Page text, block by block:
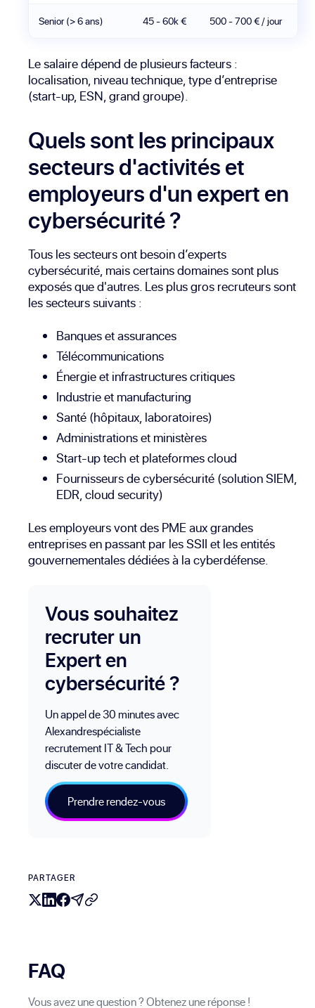
Senior (> 6 ans) 45 - 60k € 500 - 700 € / jour
Le salaire dépend de plusieurs facteurs :
localisation, niveau technique, type d’entreprise
(start-up, ESN, grand groupe).
Quels sont les principaux
secteurs d'activités et
employeurs d'un expert en
cybersécurité ?
Tous les secteurs ont besoin d’experts
cybersécurité, mais certains domaines sont plus
exposés que d'autres. Les plus gros recruteurs sont
les secteurs suivants :
Banques et assurances
Télécommunications
Énergie et infrastructures critiques
Industrie et manufacturing
Santé (hôpitaux, laboratoires)
Administrations et ministères
Start-up tech et plateformes cloud
Fournisseurs de cybersécurité (solution SIEM,
EDR, cloud security)
Les employeurs vont des PME aux grandes
entreprises en passant par les SSII et les entités
gouvernementales dédiées à la cyberdéfense.
Vous souhaitez
recruter un
Expert en
cybersécurité ?
Un appel de 30 minutes avec
Alexandrespécialiste
recrutement IT & Tech pour
discuter de votre candidat.
Prendre rendez-vous
PARTAGER
FAQ
Vous avez une question ? Obtenez une réponse !